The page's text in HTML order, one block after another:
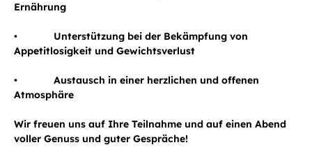
Ernährung
• Unterstützung bei der Bekämpfung von
Appetitlosigkeit und Gewichtsverlust
• Austausch in einer herzlichen und offenen
Atmosphäre
Wir freuen uns auf Ihre Teilnahme und auf einen Abend
voller Genuss und guter Gespräche!